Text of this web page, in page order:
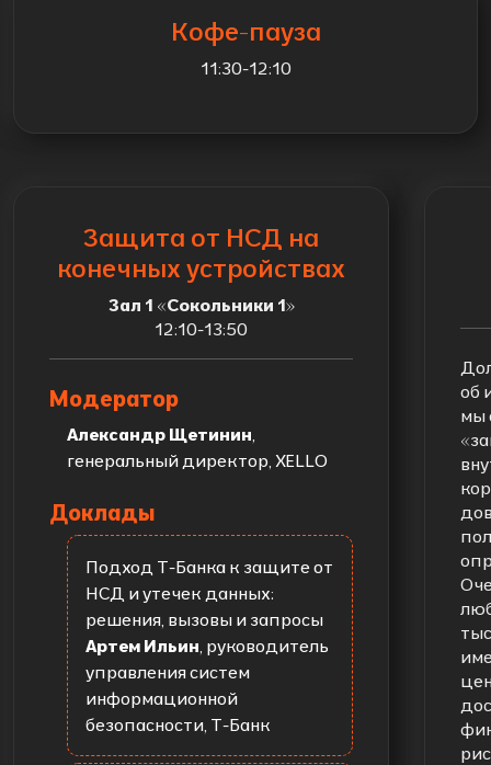
Кофе-пауза
11:30-12:10
Защита от НСД на
конечных устройствах
Зал 1 «Сокольники 1»
12:10-13:50
Модератор
Александр Щетинин,
генеральный директор, XELLO
Доклады
Подход Т-Банка к защите от
НСД и утечек данных:
решения, вызовы и запросы
Артем Ильин, руководитель
управления систем
информационной
безопасности, Т-Банк
об
мы